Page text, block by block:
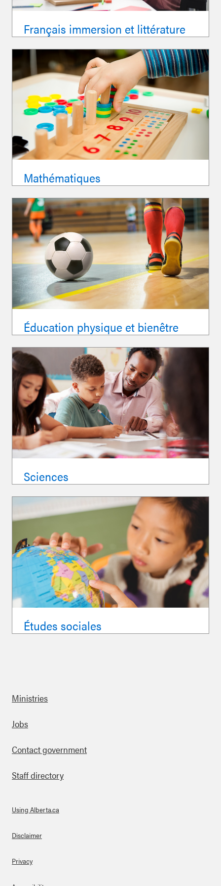
Français immersion et littérature
Mathématiques
Éducation physique et bienêtre
Sciences
Études sociales
Footer
Ministries
Jobs
Contact government
Staff directory
About Links
Using Alberta.ca
Disclaimer
Privacy